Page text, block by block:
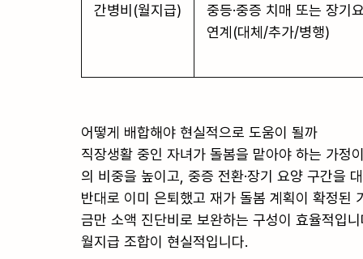
간병비(월지급)
중등·중증 치매 또는 장기
연계(대체/추가/병행)
어떻게 배합해야 현실적으로 도움이 될까
직장생활 중인 자녀가 돌봄을 맡아야 하는 가정
의 비중을 높이고, 중증 전환·장기 요양 구간을
반대로 이미 은퇴했고 재가 돌봄 계획이 확정된
금만 소액 진단비로 보완하는 구성이 효율적입
월지급 조합이 현실적입니다.